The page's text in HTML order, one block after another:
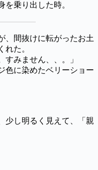
乗り出した時。
、間抜けに転がったお土
れた。
すみません、、。」
色に染めたベリーショー
少し明るく見えて、「親